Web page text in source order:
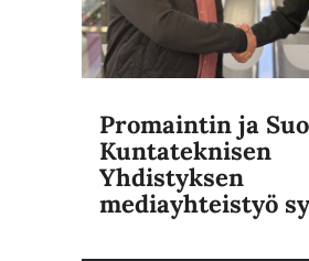
Promaintin ja
Kuntateknisen
Yhdistyksen
mediayhteistyö